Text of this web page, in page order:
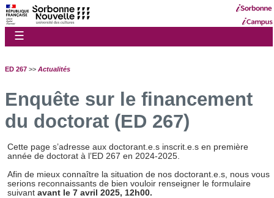
☰
ED 267 >> Actualités
Enquête sur le financement
du doctorat (ED 267)
Cette page s’adresse aux doctorant.e.s inscrit.e.s en première
année de doctorat à l’ED 267 en 2024-2025.
Afin de mieux connaître la situation de nos doctorant.e.s, nous vous
serions reconnaissants de bien vouloir renseigner le formulaire
suivantavant le 7 avril 2025, 12h00.